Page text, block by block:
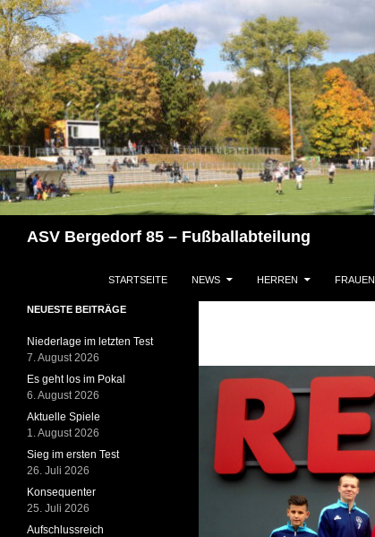
Zum
Inhalt
springen
ASV Bergedorf 85 – Fußballabteilung
STARTSEITE NEWS HERREN FRAUEN
NEUESTE BEITRÄGE
Niederlage im letzten Test
7. August 2026
Es geht los im Pokal
6. August 2026
Aktuelle Spiele
1. August 2026
Sieg im ersten Test
26. Juli 2026
Konsequenter
25. Juli 2026
Aufschlussreich